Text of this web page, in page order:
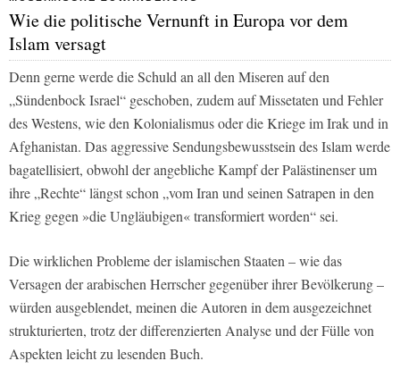
Wie die politische Vernunft in Europa vor dem
Islam versagt
Denn gerne werde die Schuld an all den Miseren auf den
„Sündenbock Israel“ geschoben, zudem auf Missetaten und Fehler
des Westens, wie den Kolonialismus oder die Kriege im Irak und in
Afghanistan. Das aggressive Sendungsbewusstsein des Islam werde
bagatellisiert, obwohl der angebliche Kampf der Palästinenser um
ihre „Rechte“ längst schon „vom Iran und seinen Satrapen in den
Krieg gegen »die Ungläubigen« transformiert worden“ sei.
Die wirklichen Probleme der islamischen Staaten – wie das
Versagen der arabischen Herrscher gegenüber ihrer Bevölkerung –
würden ausgeblendet, meinen die Autoren in dem ausgezeichnet
strukturierten, trotz der differenzierten Analyse und der Fülle von
Aspekten leicht zu lesenden Buch.